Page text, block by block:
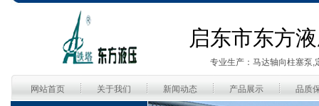
启东市东方
专业生产：马达轴向柱塞泵,
网站首页 关于我们 新闻动态 产品展示 品质